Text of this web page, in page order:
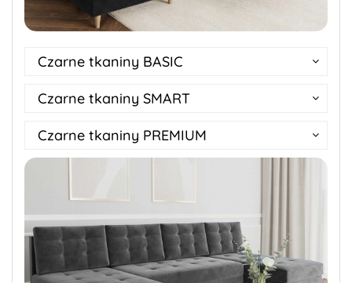
Czarne tkaniny BASIC
Czarne tkaniny SMART
Czarne tkaniny PREMIUM